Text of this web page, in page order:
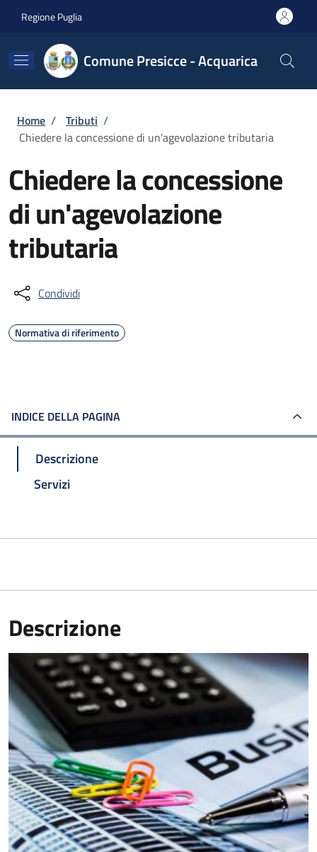
Regione Puglia
Comune Presicce - Acquarica
Briciole di pane
Home / Tributi /
Chiedere la concessione di un'agevolazione tributaria
Chiedere la concessione
di un'agevolazione
tributaria
Condividi
Normativa di riferimento
INDICE DELLA PAGINA
Descrizione
Servizi
Descrizione